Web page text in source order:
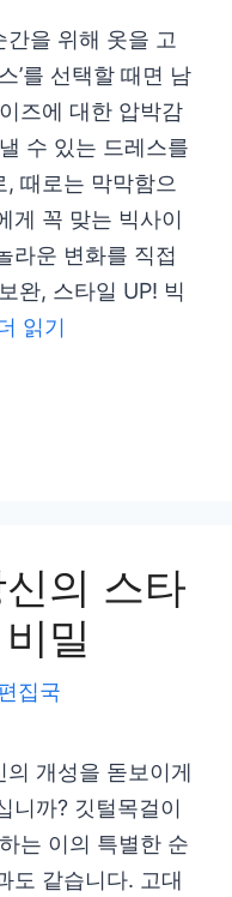
을 위해 옷을 고
’를 선택할 때면 남
즈에 대한 압박감
수 있는 드레스를
때로는 막막함으
게 꼭 맞는 빅사이
라운 변화를 직접
완, 스타일 UP! 빅
읽기
의 스타
밀
집국
개성을 돋보이게
니까? 깃털목걸이
는 이의 특별한 순
도 같습니다. 고대